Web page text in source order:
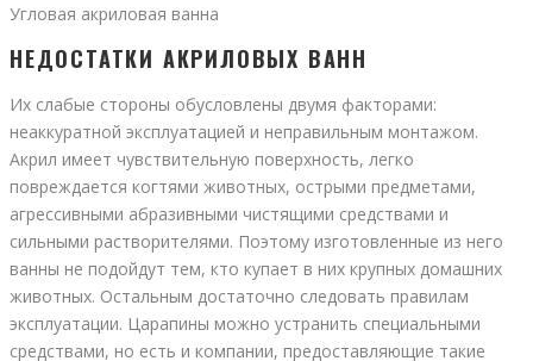
Угловая акриловая ванна
НЕДОСТАТКИ АКРИЛОВЫХ ВАНН
Их слабые стороны обусловлены двумя факторами:
неаккуратной эксплуатацией и неправильным монтажом.
Акрил имеет чувствительную поверхность, легко
повреждается когтями животных, острыми предметами,
агрессивными абразивными чистящими средствами и
сильными растворителями. Поэтому изготовленные из него
ванны не подойдут тем, кто купает в них крупных домашних
животных. Остальным достаточно следовать правилам
эксплуатации. Царапины можно устранить специальными
средствами, но есть и компании, предоставляющие такие